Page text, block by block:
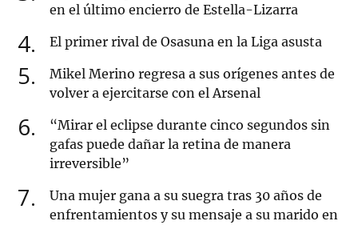
en el último encierro de Estella-Lizarra
4 El primer rival de Osasuna en la Liga asusta
5
Mikel Merino regresa a sus orígenes antes de
volver a ejercitarse con el Arsenal
6
“Mirar el eclipse durante cinco segundos sin
gafas puede dañar la retina de manera
irreversible”
7
Una mujer gana a su suegra tras 30 años de
enfrentamientos y su mensaje a su marido en